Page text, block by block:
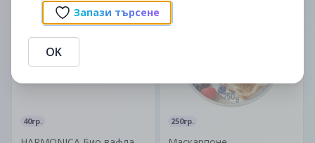
40гр.
-26%
изтекла
250гр.
изтекла
Запази търсене
OK